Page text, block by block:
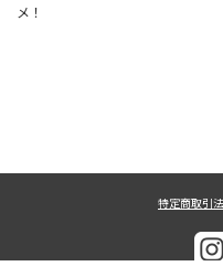
メ！
特定商取引法